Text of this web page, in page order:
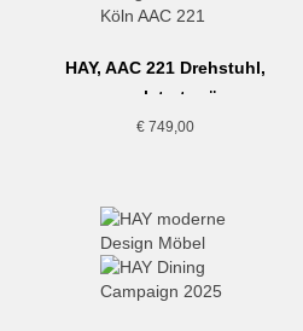
HAY, AAC 221 Drehstuhl,
gepolstert grün
€ 749,00